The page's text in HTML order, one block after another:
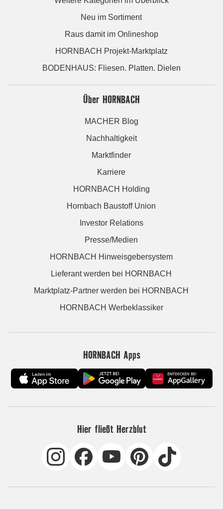
Neu im Sortiment
Raus damit im Onlineshop
HORNBACH Projekt-Marktplatz
BODENHAUS: Fliesen. Platten. Dielen
Über HORNBACH
MACHER Blog
Nachhaltigkeit
Marktfinder
Karriere
HORNBACH Holding
Hornbach Baustoff Union
Investor Relations
Presse/Medien
HORNBACH Hinweisgebersystem
Lieferant werden bei HORNBACH
Marktplatz-Partner werden bei HORNBACH
HORNBACH Werbeklassiker
HORNBACH Apps
Hier fließt Herzblut